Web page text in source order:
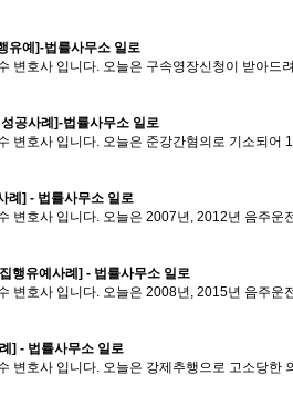
유예]-법률사무소 일로
변호사 입니다. 오늘은 구속영장신청이 받아
공사례]-법률사무소 일로
변호사 입니다. 오늘은 준강간혐의로 기소되
례] - 법률사무소 일로
변호사 입니다. 오늘은 2007년, 2012년 음주
행유예사례] - 법률사무소 일로
변호사 입니다. 오늘은 2008년, 2015년 음주
] - 법률사무소 일로
변호사 입니다. 오늘은 강제추행으로 고소당